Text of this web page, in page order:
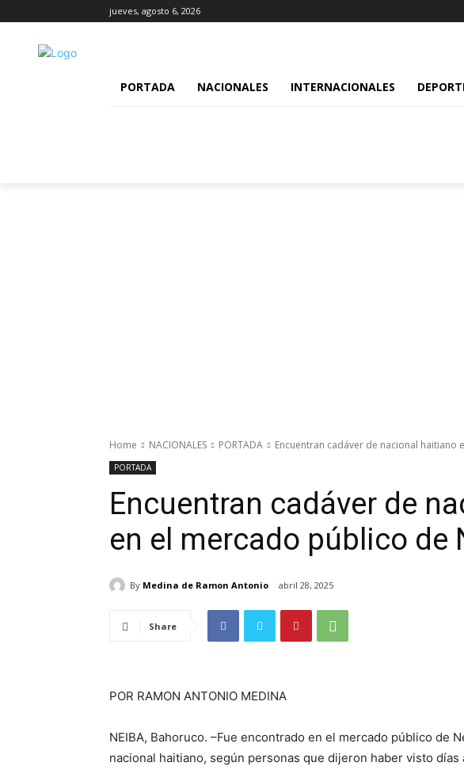
jueves, agosto 6, 2026
PORTADA NACIONALES INTERNACIONALES
Home NACIONALES PORTADA Encuentran cadáver de nacional
PORTADA
Encuentran cadáver de
en el mercado público de
By Medina de Ramon Antonio abril 28, 2025
Share
POR RAMON ANTONIO MEDINA
NEIBA, Bahoruco. –Fue encontrado en el mercado público de
nacional haitiano, según personas que dijeron haber visto